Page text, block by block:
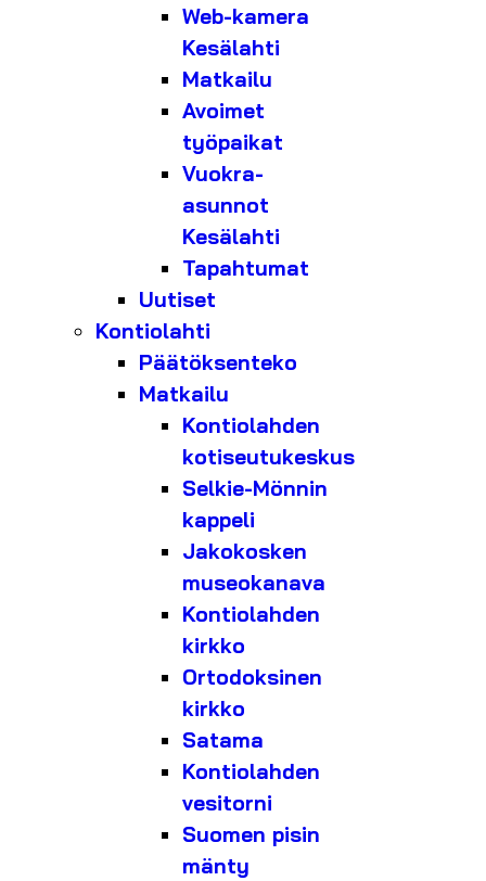
Web-kamera
Kesälahti
Matkailu
Avoimet
työpaikat
Vuokra-
asunnot
Kesälahti
Tapahtumat
Uutiset
Kontiolahti
Päätöksenteko
Matkailu
Kontiolahden
kotiseutukeskus
Selkie-Mönnin
kappeli
Jakokosken
museokanava
Kontiolahden
kirkko
Ortodoksinen
kirkko
Satama
Kontiolahden
vesitorni
Suomen pisin
mänty